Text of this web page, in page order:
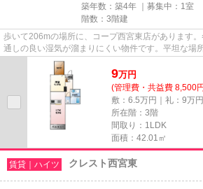
築年数：築4年 ｜募集中： 1室
階数：3階建
歩いて206mの場所に、コープ西宮東店があります
通しの良い湿気が溜まりにくい物件です。平坦な場
も快適です。最上階の物件です...
9万円
(管理費・共益費 8,500
敷：6.5万円｜礼：9万円
所在階：3階
間取り：1LDK
面積：42.01㎡
賃貸｜ハイツ クレスト西宮東